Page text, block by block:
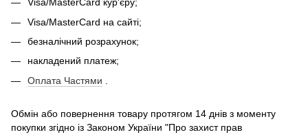
Visa/MasterCard кур'єру;
Visa/MasterCard на сайті;
безналічний розрахунок;
накладений платеж;
Оплата Частями
Обмін або повернення товару протягом 14 днів з моменту
покупки згідно із Законом України "Про захист прав